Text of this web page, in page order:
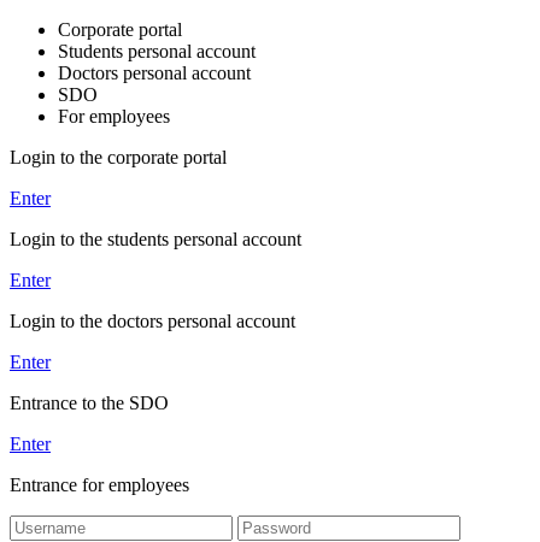
Corporate portal
Students personal account
Doctors personal account
SDO
For employees
Login to the corporate portal
Enter
Login to the students personal account
Enter
Login to the doctors personal account
Enter
Entrance to the SDO
Enter
Entrance for employees